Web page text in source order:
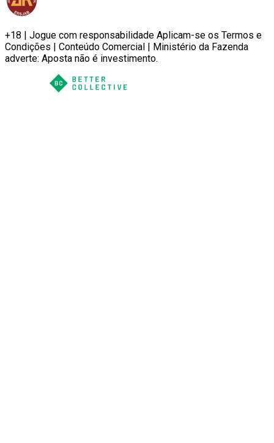
+18 | Jogue com responsabilidade Aplicam-se os Termos e
Condições | Conteúdo Comercial | Ministério da Fazenda
adverte: Aposta não é investimento.